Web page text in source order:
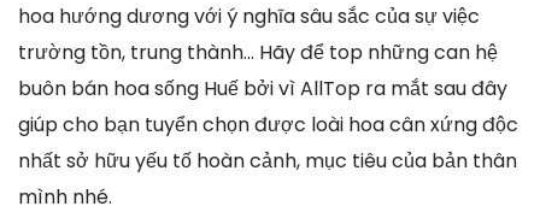
hoa hướng dương với ý nghĩa sâu sắc của sự việc
trường tồn, trung thành… Hãy để top những can hệ
buôn bán hoa sống Huế bởi vì AllTop ra mắt sau đây
giúp cho bạn tuyển chọn được loài hoa cân xứng độc
nhất sở hữu yếu tố hoàn cảnh, mục tiêu của bản thân
mình nhé.